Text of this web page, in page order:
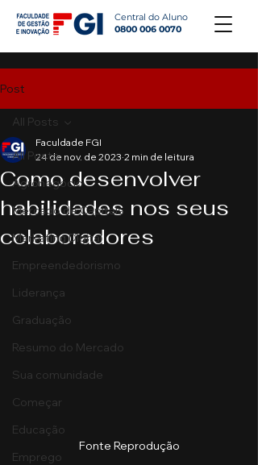
Central do Aluno
0800 006 0070
Post
All Posts
Agronegócio
Mercado de Capitais
Marketing Digital
Empreendedorismo
Liderança
Graduação
Resumo do Mercado
Sua comunidade
Começar
Educação
Emprego
All Posts
Como desenvolver
habilidades nos seus
colaboradores
Faculdade FGI
24 de nov. de 2023 2 min de leitura
Fonte Reprodução